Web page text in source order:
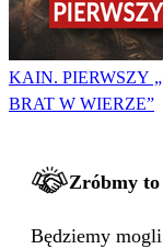
KAIN. PIERWSZY
BRAT W WIERZE”
Zróbmy to
Będziemy